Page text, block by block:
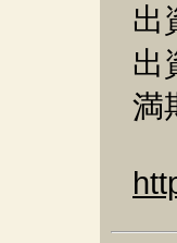
出
出
満